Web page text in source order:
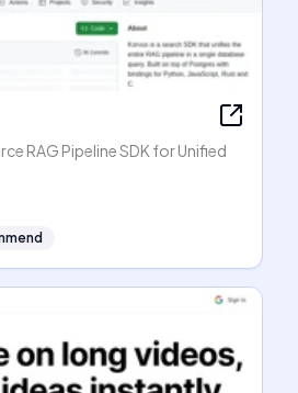
RAG Pipeline SDK for Unified